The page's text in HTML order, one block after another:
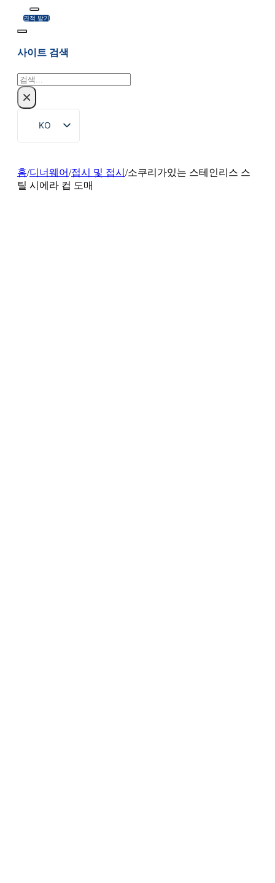
견적 받기
사이트 검색
검
색×
KO
EN
FR
홈/디너웨어/접시 및 접시 /소쿠리가있는 스테인리스 스
틸 시에라 컵 도매